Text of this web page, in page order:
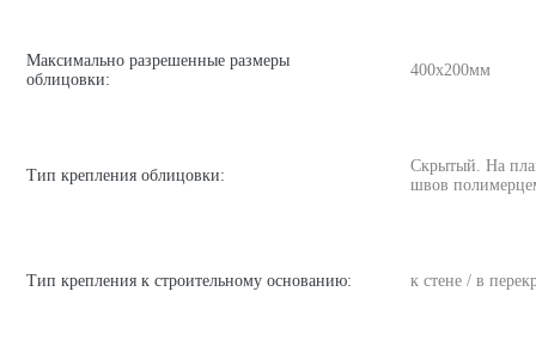
Максимально разрешенные размеры
облицовки:
400х200мм
Тип крепления облицовки:
Скрытый. На
швов
Тип крепления к строительному основанию: к стене / в